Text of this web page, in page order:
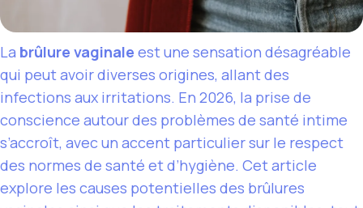
La brûlure vaginale est une sensation désagréable
qui peut avoir diverses origines, allant des
infections aux irritations. En 2026, la prise de
conscience autour des problèmes de santé intime
s’accroît, avec un accent particulier sur le respect
des normes de santé et d’hygiène. Cet article
explore les causes potentielles des brûlures